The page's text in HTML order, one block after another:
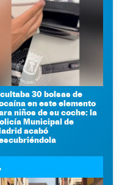
30 bolsas de
en este elemento
niños de su coche: la
Municipal de
acabó